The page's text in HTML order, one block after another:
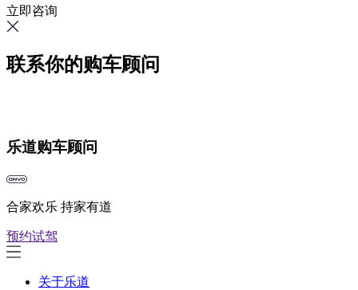
立即咨询
联系你的购车顾问
乐道购车顾问
合家欢乐 持家有道
预约试驾
关于乐道